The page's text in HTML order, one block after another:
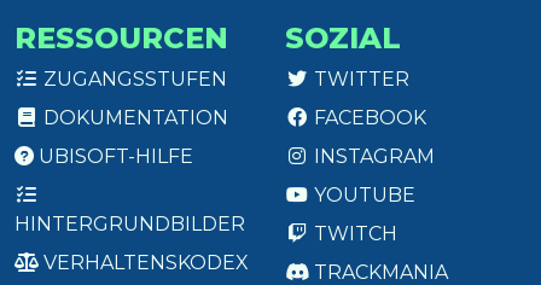
RESSOURCEN
ZUGANGSSTUFEN
DOKUMENTATION
UBISOFT-HILFE
HINTERGRUNDBILDER
VERHALTENSKODEX
SOZIAL
TWITTER
FACEBOOK
INSTAGRAM
YOUTUBE
TWITCH
TRACKMANIA